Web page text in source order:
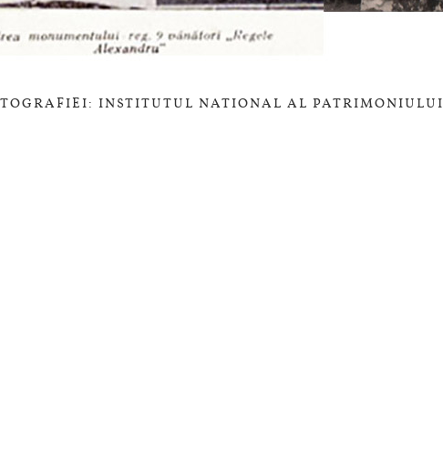
INSTITUTUL NATIONAL AL PATRIMONIULUI